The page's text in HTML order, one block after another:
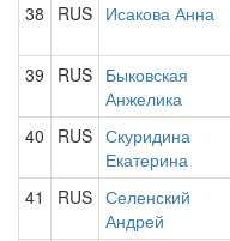
38 RUS Исакова Анна
39 RUS Быковская
Анжелика
40 RUS Скуридина
Екатерина
41 RUS Селенский
Андрей